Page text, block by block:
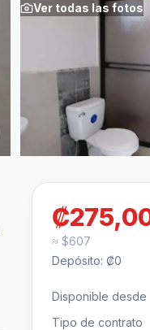
Ver todas las fotos
≈ $607
Depósito: ₡0
Disponible desde
Tipo de contrato